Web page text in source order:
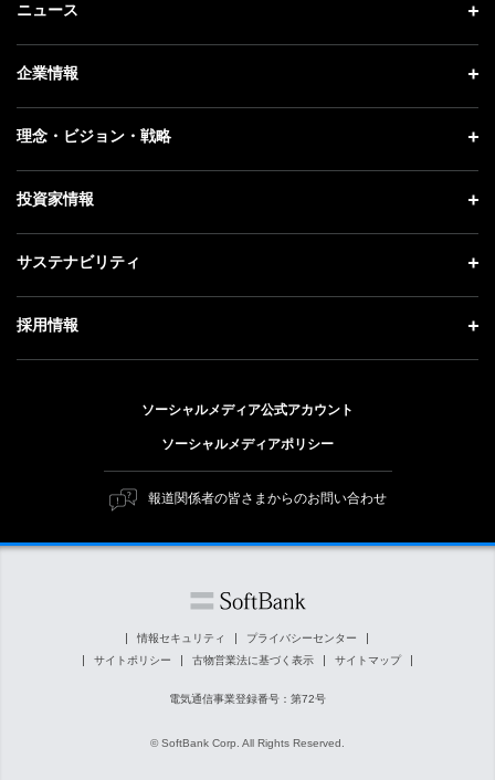
ニュース
ニュース トップ
プレスリリース
更新情報
企業情報
企業情報 トップ
社長メッセージ
事業紹介
理念・ビジョン・戦略
理念・ビジョン・戦略 トップ
成長戦略「Activate AI for Society」
人材戦略
投資家情報
投資家情報 トップ
経営方針
サステナビリティ
サステナビリティ トップ
トップメッセージ
ESG方針・体制
マテリアリティ（重要課題）
ESGの主な取り組み
外部評価・イニシアチブ
採用情報
キャリア採用
障がい者採用
ソーシャルメディア公式アカウント
ソーシャルメディアポリシー
報道関係者の皆さまからのお問い合わせ
情報セキュリティ
プライバシーセンター
サイトポリシー
古物営業法に基づく表示 サイトマップ
電気通信事業登録番号：第72号
© SoftBank Corp. All Rights Reserved.